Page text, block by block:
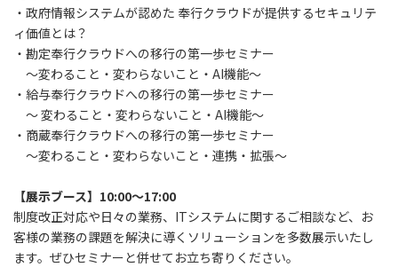
・政府情報システムが認めた 奉行クラウドが提供するセキュリテ
ィ価値とは？
・勘定奉行クラウドへの移行の第一歩セミナー
～変わること・変わらないこと・AI機能～
・給与奉行クラウドへの移行の第一歩セミナー
～ 変わること・変わらないこと・AI機能～
・商蔵奉行クラウドへの移行の第一歩セミナー
～変わること・変わらないこと・連携・拡張～
【展示ブース】10:00～17:00
制度改正対応や日々の業務、ITシステムに関するご相談など、お
客様の業務の課題を解決に導くソリューションを多数展示いたし
ます。ぜひセミナーと併せてお立ち寄りください。